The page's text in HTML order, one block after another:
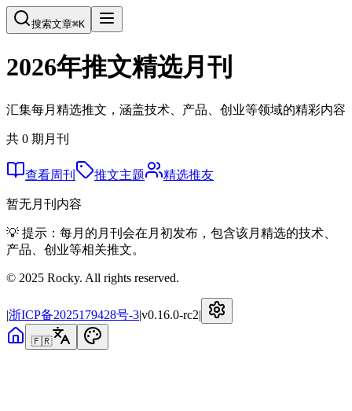
搜索文章⌘K
2026年推文精选月刊
汇集每月精选推文，涵盖技术、产品、创业等领域的精彩内容
共 0 期月刊
查看周刊 推文主题 精选推友
暂无月刊内容
💡 提示：每月的月刊会在月初发布，包含该月精选的技术、
产品、创业等相关推文。
© 2025 Rocky. All rights reserved.
|浙ICP备2025179428号-3|v0.16.0-rc2|
🇫🇷